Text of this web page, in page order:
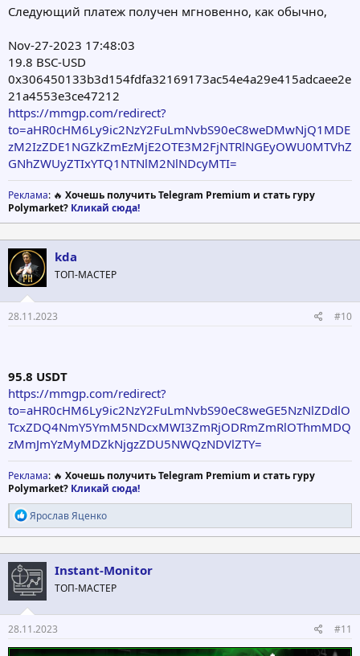
Следующий платеж получен мгновенно, как обычно,
Nov-27-2023 17:48:03
19.8 BSC-USD
0x306450133b3d154fdfa32169173ac54e4a29e415adcaee2e
21a4553e3ce47212
https://mmgp.com/redirect?
to=aHR0cHM6Ly9ic2NzY2FuLmNvbS90eC8weDMwNjQ1MDE
zM2IzZDE1NGZkZmEzMjE2OTE3M2FjNTRlNGEyOWU0MTVhZ
GNhZWUyZTIxYTQ1NTNlM2NlNDcyMTI=
Реклама: 🔥 Хочешь получить Telegram Premium и стать гуру
Polymarket? Кликай сюда!
kda
ТОП-МАСТЕР
28.11.2023 #10
95.8 USDT
https://mmgp.com/redirect?
to=aHR0cHM6Ly9ic2NzY2FuLmNvbS90eC8weGE5NzNlZDdlO
TcxZDQ4NmY5YmM5NDcxMWI3ZmRjODRmZmRlOThmMDQ
zMmJmYzMyMDZkNjgzZDU5NWQzNDVlZTY=
Реклама: 🔥 Хочешь получить Telegram Premium и стать гуру
Polymarket? Кликай сюда!
Р
е
а
к
ц
и
и
:
Ярослав Яценко
Instant-Monitor
ТОП-МАСТЕР
28.11.2023 #11